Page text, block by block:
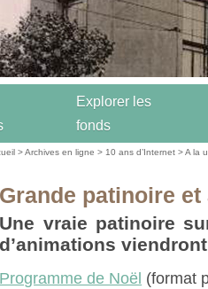
Explorer les
fonds
>Archives en ligne > 10 ans d’Internet >A la
Grande patinoire
Une vraie patinoire
d’animations
Programme de Noël (format